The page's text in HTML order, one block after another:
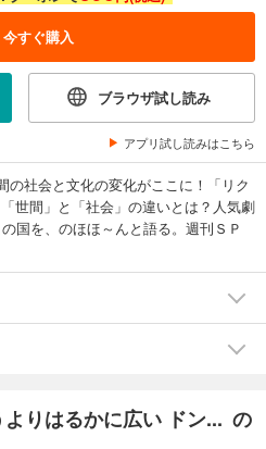
今すぐ購入
ブラウザ試し読み
アプリ試し読みはこちら
の社会と文化の変化がここに！「リク
世間」と「社会」の違いとは？人気劇
国を、のほほ～んと語る。週刊ＳＰ
りはるかに広い ドン... の